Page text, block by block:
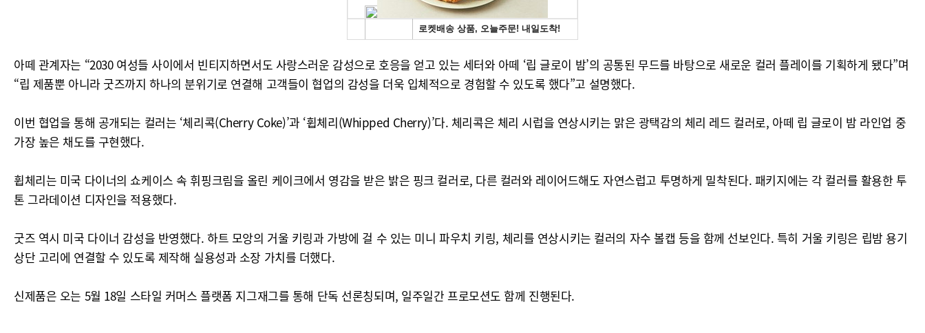
아떼 관계자는 “2030 여성들 사이에서 빈티지하면서도 사랑스러운 감성으로 호응을 얻고 있는 세터와 아떼 ‘립 글로이 밤’의 공통된 무드를 바탕으로 새로운 컬러 플레이를 기획하게 됐다”며
“립 제품뿐 아니라 굿즈까지 하나의 분위기로 연결해 고객들이 협업의 감성을 더욱 입체적으로 경험할 수 있도록 했다”고 설명했다.
이번 협업을 통해 공개되는 컬러는 ‘체리콕(Cherry Coke)’과 ‘휩체리(Whipped Cherry)’다. 체리콕은 체리 시럽을 연상시키는 맑은 광택감의 체리 레드 컬러로, 아떼 립 글로이 밤 라인업 중
가장 높은 채도를 구현했다.
휩체리는 미국 다이너의 쇼케이스 속 휘핑크림을 올린 케이크에서 영감을 받은 밝은 핑크 컬러로, 다른 컬러와 레이어드해도 자연스럽고 투명하게 밀착된다. 패키지에는 각 컬러를 활용한 투
톤 그라데이션 디자인을 적용했다.
굿즈 역시 미국 다이너 감성을 반영했다. 하트 모앙의 거울 키링과 가방에 걸 수 있는 미니 파우치 키링, 체리를 연상시키는 컬러의 자수 볼캡 등을 함께 선보인다. 특히 거울 키링은 립밤 용기
상단 고리에 연결할 수 있도록 제작해 실용성과 소장 가치를 더했다.
신제품은 오는 5월 18일 스타일 커머스 플랫폼 지그재그를 통해 단독 선론칭되며, 일주일간 프로모션도 함께 진행된다.